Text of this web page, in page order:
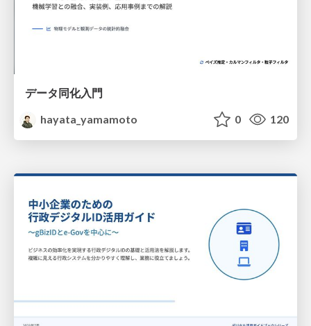
データ同化入門
hayata_yamamoto
0 120